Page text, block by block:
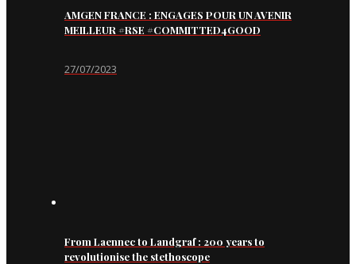
AMGEN FRANCE : ENGAGES POUR UN AVENIR
MEILLEUR #RSE #COMMITTED4GOOD
27/07/2023
From Laennec to Landgraf : 200 years to
revolutionise the stethoscope